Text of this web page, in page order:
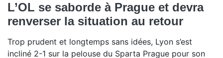
L’OL se saborde à Prague et devra
renverser la situation au retour
Trop prudent et longtemps sans idées, Lyon s’est
incliné 2-1 sur la pelouse du Sparta Prague pour son